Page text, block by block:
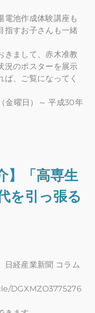
電池作成体験講座も
指すお子さんも一緒
きまして、赤木准教
況のポスターを展示
ば、ご覧になってく
金曜日）～ 平成30年
】「高専生
を引っ張る
経産業新聞 コラム
DGXMZO3775276